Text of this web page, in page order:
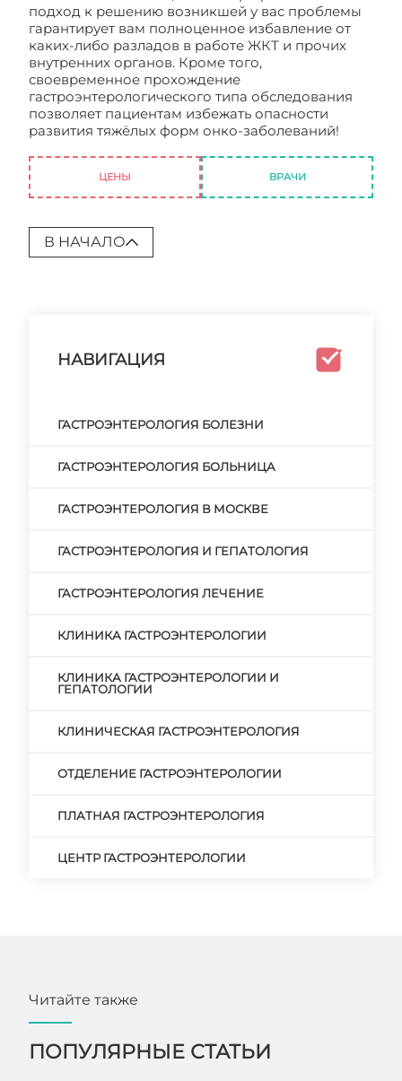
подход к решению возникшей у вас проблемы
гарантирует вам полноценное избавление от
каких-либо разладов в работе ЖКТ и прочих
внутренних органов. Кроме того,
своевременное прохождение
гастроэнтерологического типа обследования
позволяет пациентам избежать опасности
развития тяжёлых форм онко-заболеваний!
ЦЕНЫ ВРАЧИ
В НАЧАЛО
НАВИГАЦИЯ
ГАСТРОЭНТЕРОЛОГИЯ БОЛЕЗНИ
ГАСТРОЭНТЕРОЛОГИЯ БОЛЬНИЦА
ГАСТРОЭНТЕРОЛОГИЯ В МОСКВЕ
ГАСТРОЭНТЕРОЛОГИЯ И ГЕПАТОЛОГИЯ
ГАСТРОЭНТЕРОЛОГИЯ ЛЕЧЕНИЕ
КЛИНИКА ГАСТРОЭНТЕРОЛОГИИ
КЛИНИКА ГАСТРОЭНТЕРОЛОГИИ И
ГЕПАТОЛОГИИ
КЛИНИЧЕСКАЯ ГАСТРОЭНТЕРОЛОГИЯ
ОТДЕЛЕНИЕ ГАСТРОЭНТЕРОЛОГИИ
ПЛАТНАЯ ГАСТРОЭНТЕРОЛОГИЯ
ЦЕНТР ГАСТРОЭНТЕРОЛОГИИ
Читайте также
ПОПУЛЯРНЫЕ СТАТЬИ